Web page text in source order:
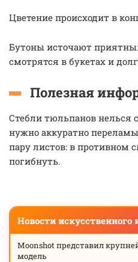
Цветение происходит в
Бутоны источают
смотрятся в букетах и
Полезная
Стебли тюльпанов нелься
нужно аккуратно
пару листов: в противном
погибнуть.
Новости искусственного
Moonshot представил
модель